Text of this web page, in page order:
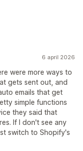
6 april 2026
were more ways to
gets sent out, and
emails that get
simple functions
they said that
If I don't see any
switch to Shopify's